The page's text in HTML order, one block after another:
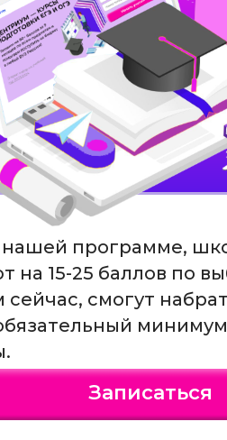
нашей программе,
на 15-25 баллов по
смогут
Записаться